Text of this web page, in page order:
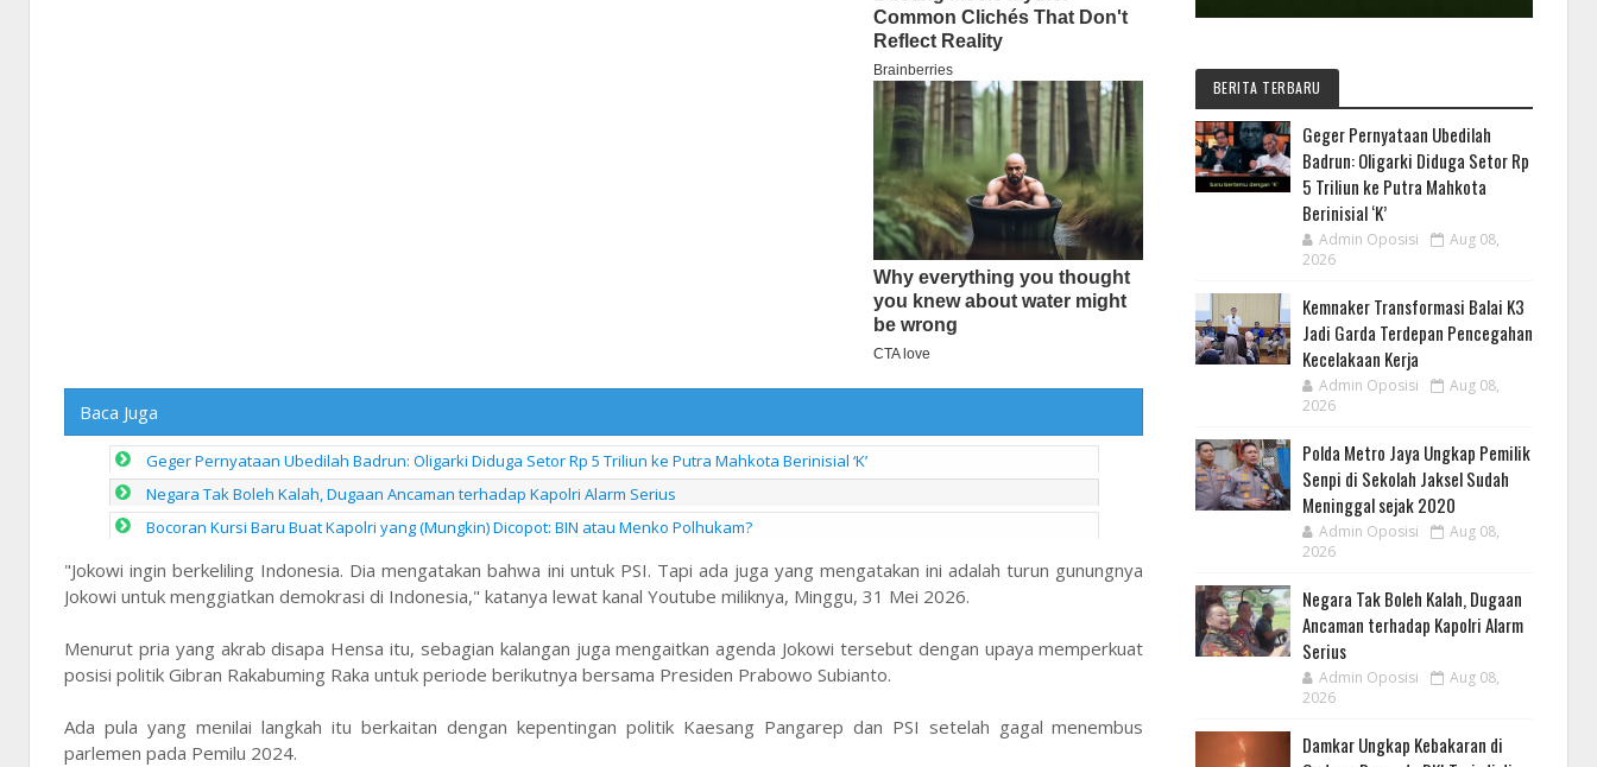
Baca Juga
Geger Pernyataan Ubedilah Badrun: Oligarki Diduga Setor Rp 5 Triliun ke Putra Mahkota Berinisial ‘K’
Negara Tak Boleh Kalah, Dugaan Ancaman terhadap Kapolri Alarm Serius
Bocoran Kursi Baru Buat Kapolri yang (Mungkin) Dicopot: BIN atau Menko Polhukam?
"Jokowi ingin berkeliling Indonesia. Dia mengatakan bahwa ini untuk PSI. Tapi ada juga yang mengatakan ini adalah turun gunungnya
Jokowi untuk menggiatkan demokrasi di Indonesia," katanya lewat kanal Youtube miliknya, Minggu, 31 Mei 2026.
Menurut pria yang akrab disapa Hensa itu, sebagian kalangan juga mengaitkan agenda Jokowi tersebut dengan upaya memperkuat
posisi politik Gibran Rakabuming Raka untuk periode berikutnya bersama Presiden Prabowo Subianto.
Ada pula yang menilai langkah itu berkaitan dengan kepentingan politik Kaesang Pangarep dan PSI setelah gagal menembus
parlemen pada Pemilu 2024.
BERITA TERBARU
Geger Pernyataan Ubedilah
Badrun: Oligarki Diduga Setor Rp
5 Triliun ke Putra Mahkota
Berinisial ‘K’
Admin Oposisi
Aug 08,
2026
Kemnaker Transformasi Balai K3
Jadi Garda Terdepan Pencegahan
Kecelakaan Kerja
Admin Oposisi
Aug 08,
2026
Polda Metro Jaya Ungkap Pemilik
Senpi di Sekolah Jaksel Sudah
Meninggal sejak 2020
Admin Oposisi
Aug 08,
2026
Negara Tak Boleh Kalah, Dugaan
Ancaman terhadap Kapolri Alarm
Serius
Admin Oposisi
Aug 08,
2026
Damkar Ungkap Kebakaran di